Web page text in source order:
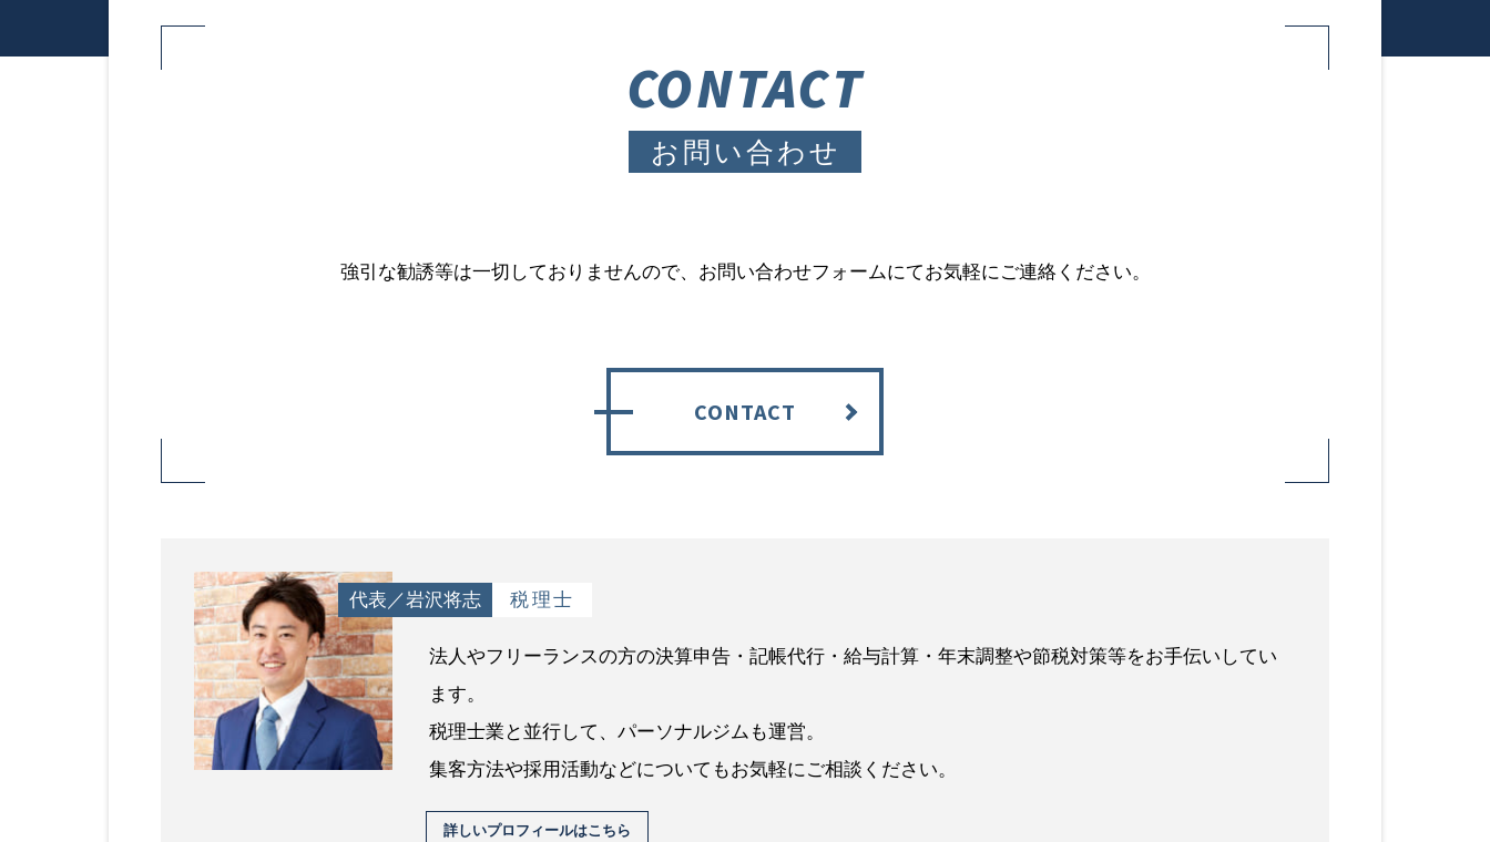
CONTACT
お問い合わせ
強引な勧誘等は一切しておりませんので、お問い合わせフォームにてお気軽にご連絡ください。
CONTACT
代表／岩沢将志 税理士
法人やフリーランスの方の決算申告・記帳代行・給与計算・年末調整や節税対策等をお手伝いしてい
ます。
税理士業と並行して、パーソナルジムも運営。
集客方法や採用活動などについてもお気軽にご相談ください。
詳しいプロフィールはこちら